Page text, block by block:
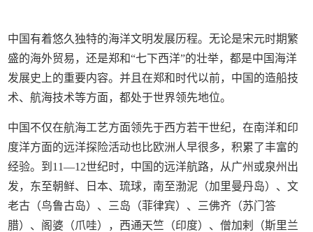
中国有着悠久独特的海洋文明发展历程。无论是宋元时期繁
盛的海外贸易，还是郑和“七下西洋”的壮举，都是中国海洋
发展史上的重要内容。并且在郑和时代以前，中国的造船技
术、航海技术等方面，都处于世界领先地位。
中国不仅在航海工艺方面领先于西方若干世纪，在南洋和印
度洋方面的远洋探险活动也比欧洲人早很多，积累了丰富的
经验。到11—12世纪时，中国的远洋航路，从广州或泉州出
发，东至朝鲜、日本、琉球，南至渤泥（加里曼丹岛）、文
老古（鸟鲁古岛）、三岛（菲律宾）、三佛齐（苏门答
腊）、阁婆（爪哇），西通天竺（印度）、僧加剌（斯里兰